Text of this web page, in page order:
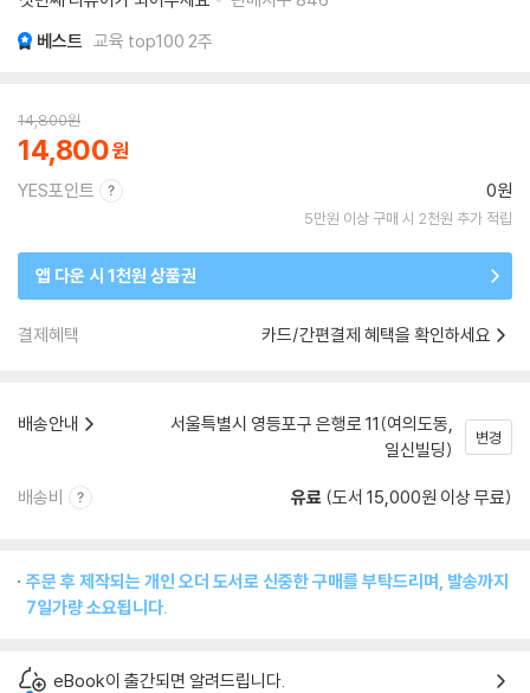
베스트 교육 top100 2주
14,800원
14,800
YES포인트 0원
5만원 이상 구매 시 2천원 추가 적립
앱 다운 시 1천원 상품권
결제혜택 카드/간편결제 혜택을 확인하세요
배송안내
서울특별시 영등포구 은행로 11(여의도동,
일신빌딩)
변경
배송비 유료 (도서 15,000원 이상 무료)
주문 후 제작되는 개인 오더 도서로 신중한 구매를 부탁드리며, 발송까지
7일가량 소요됩니다.
eBook이 출간되면 알려드립니다.